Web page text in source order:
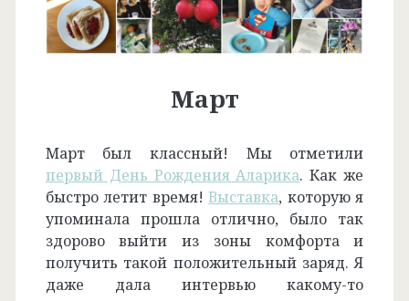
Март
Март был классный! Мы отметили
первый День Рождения Аларика. Как же
быстро летит время!Выставка, которую я
упоминала прошла отлично, было так
здорово выйти из зоны комфорта и
получить такой положительный заряд. Я
даже дала интервью какому-то